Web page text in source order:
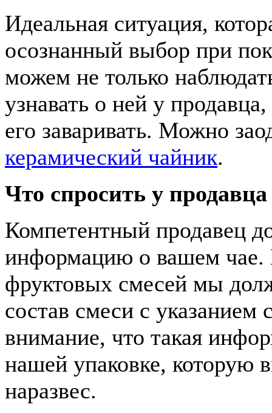
Идеальная ситуация,
осознанный выбор при
можем не только
узнавать о ней у
его заваривать. Можно
керамический чайник.
Что спросить у
Компетентный продавец
информацию о вашем чае.
фруктовых смесей мы
состав смеси с указанием
внимание, что такая
нашей упаковке, которую
наразвес.